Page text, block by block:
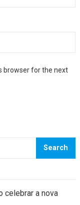
browser for the next
Search
celebrar a nova